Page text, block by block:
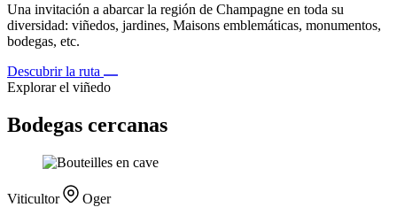
Una invitación a abarcar la región de Champagne en toda su
diversidad: viñedos, jardines, Maisons emblemáticas, monumentos,
bodegas, etc.
Descubrir la ruta
Explorar el viñedo
Bodegas cercanas
Viticultor Oger